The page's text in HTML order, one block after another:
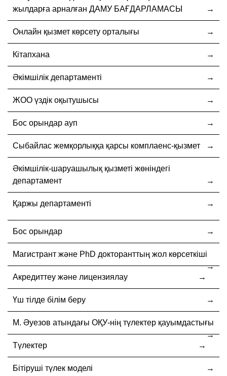
жылдарға арналған ДАМУ БАҒДАРЛАМАСЫ
Онлайн қызмет көрсету орталығы
Кітапхана
Әкімшілік департаменті
ЖОО үздік оқытушысы
Бос орындар ауп
Cыбайлас жемқорлыққа қарсы комплаенс-қызмет
Әкімшілік-шаруашылық қызметі жөніндегі
департамент
Қаржы департаменті
Бос орындар
Магистрант және PhD докторанттың жол көрсеткіші
Акредиттеу және лицензиялау
Үш тілде білім беру
М. Әуезов атындағы ОҚУ-нің түлектер қауымдастығы
Түлектер
Бітіруші түлек моделі